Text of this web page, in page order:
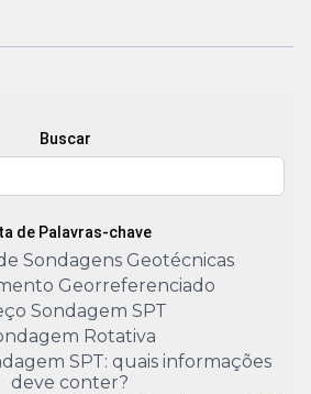
Buscar
de Palavras-chave
Sondagens Geotécnicas
Georreferenciado
Sondagem SPT
Rotativa
SPT: quais informações
deve conter?